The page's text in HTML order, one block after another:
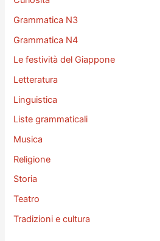
Grammatica N3
Grammatica N4
Le festività del Giappone
Letteratura
Linguistica
Liste grammaticali
Musica
Religione
Storia
Teatro
Tradizioni e cultura